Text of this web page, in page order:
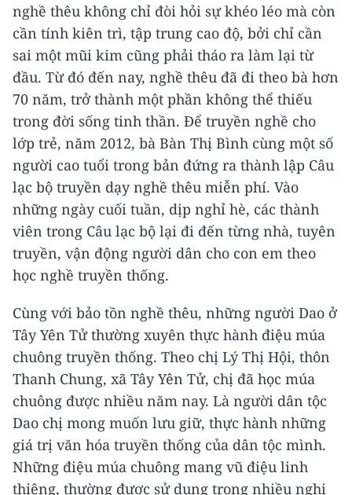
nghề thêu không chỉ đòi hỏi sự khéo léo mà còn
cần tính kiên trì, tập trung cao độ, bởi chỉ cần
sai một mũi kim cũng phải tháo ra làm lại từ
đầu. Từ đó đến nay, nghề thêu đã đi theo bà hơn
70 năm, trở thành một phần không thể thiếu
trong đời sống tinh thần. Để truyền nghề cho
lớp trẻ, năm 2012, bà Bàn Thị Bình cùng một số
người cao tuổi trong bản đứng ra thành lập Câu
lạc bộ truyền dạy nghề thêu miễn phí. Vào
những ngày cuối tuần, dịp nghỉ hè, các thành
viên trong Câu lạc bộ lại đi đến từng nhà, tuyên
truyền, vận động người dân cho con em theo
học nghề truyền thống.
Cùng với bảo tồn nghề thêu, những người Dao ở
Tây Yên Tử thường xuyên thực hành điệu múa
chuông truyền thống. Theo chị Lý Thị Hội, thôn
Thanh Chung, xã Tây Yên Tử, chị đã học múa
chuông được nhiều năm nay. Là người dân tộc
Dao chị mong muốn lưu giữ, thực hành những
giá trị văn hóa truyền thống của dân tộc mình.
Những điệu múa chuông mang vũ điệu linh
thiêng, thường được sử dụng trong nhiều nghi